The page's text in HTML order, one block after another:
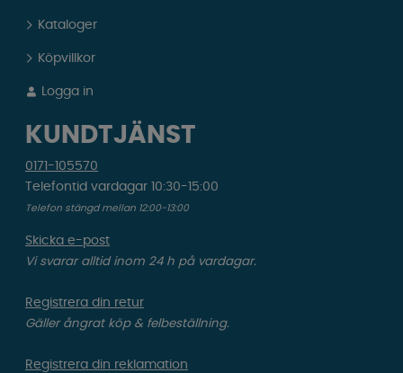
Kataloger
Köpvillkor
Logga in
KUNDTJÄNST
0171-105570
Telefontid vardagar 10:30-15:00
Telefon stängd mellan 12:00-13:00
Skicka e-post
Vi svarar alltid inom 24 h på vardagar.
Registrera din retur
Gäller ångrat köp & felbeställning.
Registrera din reklamation